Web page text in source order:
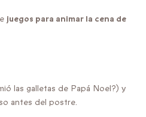
juegos para animar la cena de
las galletas de Papá Noel?) y
antes del postre.